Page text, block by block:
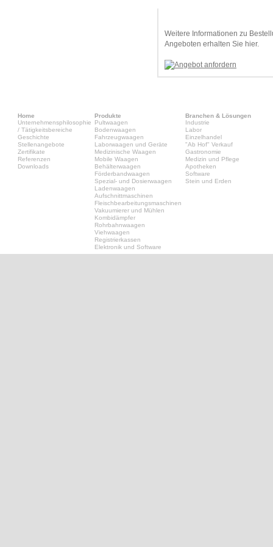
Weitere Informationen zu
Angeboten erhalten Sie hier.
Home
Unternehmensphilosophie
/ Tätigkeitsbereiche
Geschichte
Stellenangebote
Zertifikate
Referenzen
Downloads
Produkte
Pultwaagen
Bodenwaagen
Fahrzeugwaagen
Laborwaagen und Geräte
Medizinische Waagen
Mobile Waagen
Behälterwaagen
Förderbandwaagen
Spezial- und Dosierwaagen
Ladenwaagen
Aufschnittmaschinen
Fleischbearbeitungsmaschinen
Vakuumierer und Mühlen
Kombidämpfer
Rohrbahnwaagen
Viehwaagen
Registrierkassen
Elektronik und Software
Branchen & Lösungen
Industrie
Labor
Einzelhandel
"Ab Hof" Verkauf
Gastronomie
Medizin und Pflege
Apotheken
Software
Stein und Erden